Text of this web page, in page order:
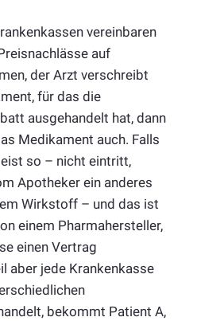
vereinbaren
auf
der Arzt verschreibt
für das die
ausgehandelt hat, dann
Medikament auch. Falls
so – nicht eintritt,
Apotheker ein anderes
Wirkstoff – und das ist
einem Pharmahersteller,
einen Vertrag
aber jede Krankenkasse
bekommt Patient A,